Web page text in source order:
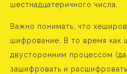
шестнадцатеричного числа.
Важно понимать, что
шифрование. В то время как
двусторонним процессом
зашифровать и